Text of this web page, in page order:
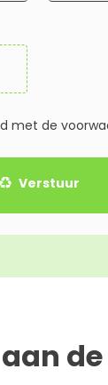
met de
Verstuur